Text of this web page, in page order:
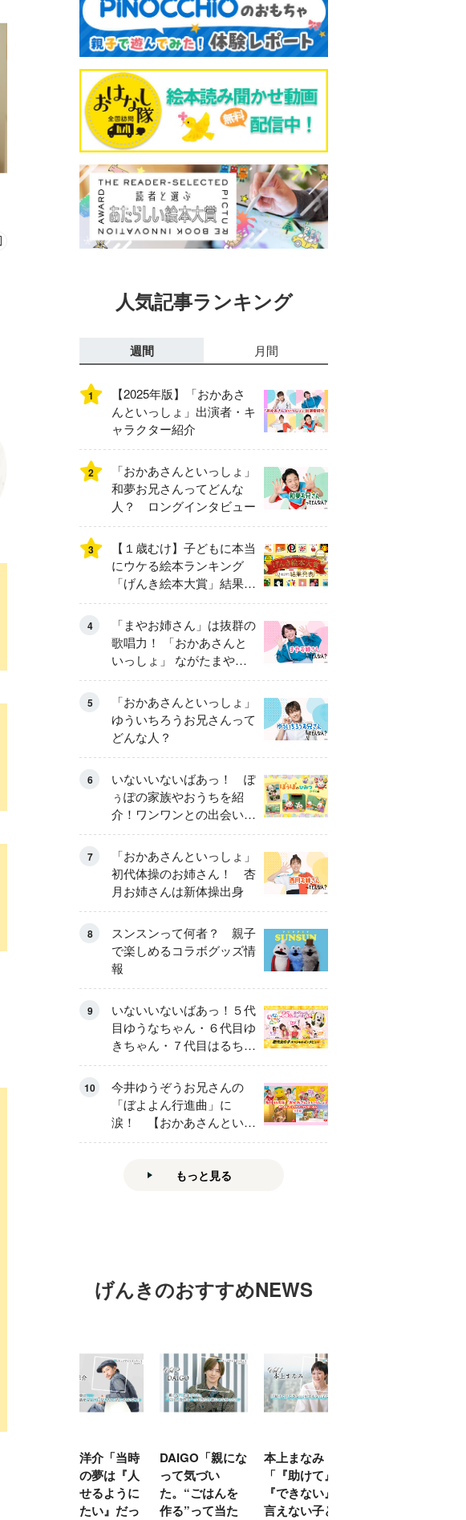
人気記事ランキング
週間 月間
1
【2025年版】「おかあさ
んといっしょ」出演者・キ
ャラクター紹介
2
「おかあさんといっしょ」
和夢お兄さんってどんな
人？ ロングインタビュー
3
【１歳むけ】子どもに本当
にウケる絵本ランキング
「げんき絵本大賞」結果発
表
4
「まやお姉さん」は抜群の
歌唱力！ 「おかあさんと
いっしょ」 ながたまやさ
んってどんな人？
5
「おかあさんといっしょ」
ゆういちろうお兄さんって
どんな人？
6
いないいないばあっ！ ぽ
ぅぽの家族やおうちを紹
介！ワンワンとの出会いの
瞬間も
7
「おかあさんといっしょ」
初代体操のお姉さん！ 杏
月お姉さんは新体操出身
8
スンスンって何者？ 親子
で楽しめるコラボグッズ情
報
9
いないいないばあっ！５代
目ゆうなちゃん・６代目ゆ
きちゃん・７代目はるちゃ
ん スペシャルインタビュ
ー
10
今井ゆうぞうお兄さんの
「ぼよよん行進曲」に
涙！ 【おかあさんといっ
しょ65周年特別番組】
もっと見る
げんきのおすすめNEWS
窪塚洋介「当時
の俺の夢は『人
と話せるように
なりたい』だっ
DAIGO「親にな
って気づい
た。“ごはんを
作る”って当た
本上まなみ
「『助けて』
『できない』が
言えない子ども